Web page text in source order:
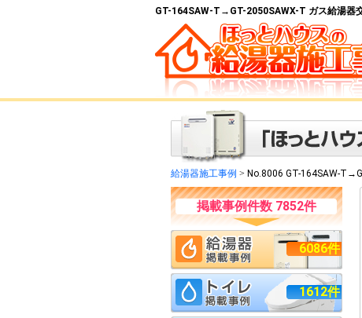
GT-164SAW-T→GT-2050SAWX-T ガス給湯器
給湯器施工事例 > No.8006 GT-164SAW-
掲載事例件数 7852件
6086件
1612件